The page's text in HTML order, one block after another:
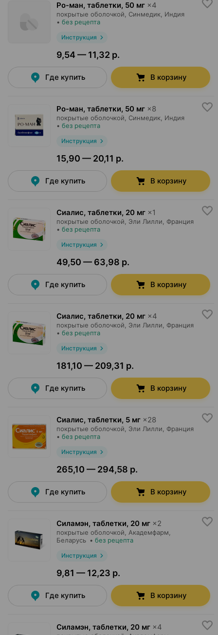
Ро-ман, таблетки, 50 мг ×4
покрытые оболочкой, Синмедик , Индия
• без рецепта
Инструкция
9,54 — 11,32 р.
Где купить В корзину
Ро-ман, таблетки, 50 мг ×8
покрытые оболочкой, Синмедик , Индия
• без рецепта
Инструкция
15,90 — 20,11 р.
Где купить В корзину
Сиалис, таблетки, 20 мг ×1
покрытые оболочкой, Эли Лилли , Франция
• без рецепта
Инструкция
49,50 — 63,98 р.
Где купить В корзину
Сиалис, таблетки, 20 мг ×4
покрытые оболочкой, Эли Лилли , Франция
• без рецепта
Инструкция
181,10 — 209,31 р.
Где купить В корзину
Сиалис, таблетки, 5 мг ×28
покрытые оболочкой, Эли Лилли , Франция
• без рецепта
Инструкция
265,10 — 294,58 р.
Где купить В корзину
Силамэн, таблетки, 20 мг ×2
покрытые оболочкой, Академфарм
Беларусь • без рецепта
Инструкция
9,81 — 12,23 р.
Где купить В корзину
Силамэн, таблетки, 20 мг ×4